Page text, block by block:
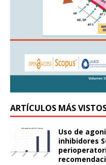
ARTÍCULOS MÁS
Uso de
inhibidores